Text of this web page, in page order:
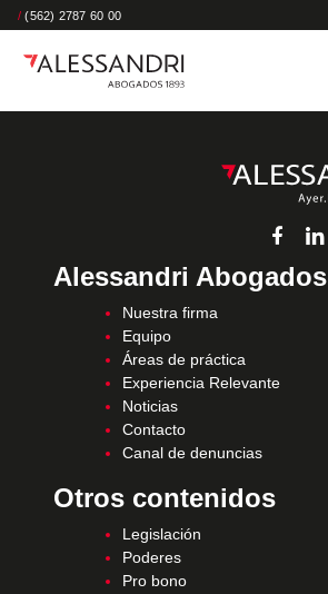
/ (562) 2787 60 00
Alessandri Abogados
Nuestra firma
Equipo
Áreas de práctica
Experiencia Relevante
Noticias
Contacto
Canal de denuncias
Otros contenidos
Legislación
Poderes
Pro bono